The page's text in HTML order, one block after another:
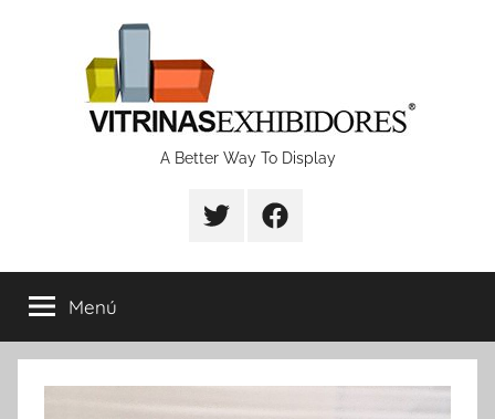
Proyectos
fabricación
de
vitrinas
A Better Way To Display
Menú